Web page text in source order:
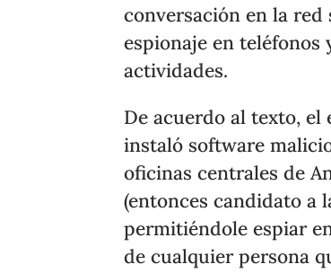
conversación en la
espionaje en teléfonos
actividades.
De acuerdo al texto, el
instaló software
oficinas centrales de
(entonces candidato a
permitiéndole espiar
de cualquier persona